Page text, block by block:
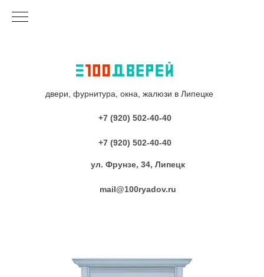
двери, фурнитура, окна, жалюзи в Липецке
+7 (920) 502-40-40
+7 (920) 502-40-40
ул. Фрунзе, 34, Липецк
mail@100ryadov.ru